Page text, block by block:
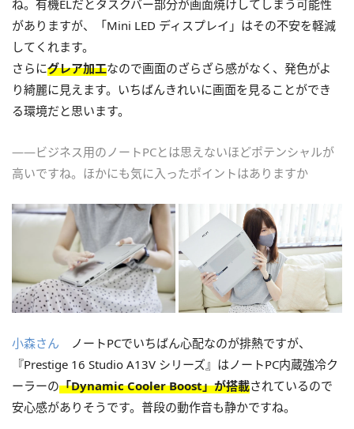
ね。有機ELだとタスクバー部分が画面焼けしてしまう可能性
がありますが、「Mini LED ディスプレイ」はその不安を軽減
してくれます。
さらにグレア加工なので画面のざらざら感がなく、発色がよ
り綺麗に見えます。いちばんきれいに画面を見ることができ
る環境だと思います。
――ビジネス用のノートPCとは思えないほどポテンシャルが
高いですね。ほかにも気に入ったポイントはありますか
小森さん
ノートPCでいちばん心配なのが排熱ですが、
『Prestige 16 Studio A13V シリーズ』はノートPC内蔵強冷ク
ーラーの「Dynamic Cooler Boost」が搭載されているので
安心感がありそうです。普段の動作音も静かですね。